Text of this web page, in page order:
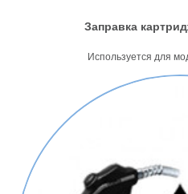
Заправка
Используется для